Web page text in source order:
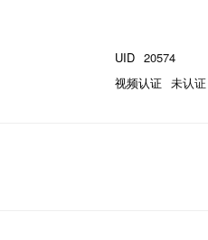
UID 20574
视频认证 未认证